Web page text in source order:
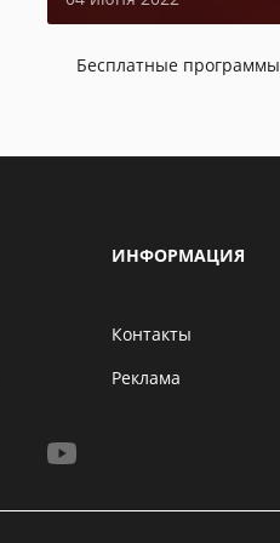
Бесплатные программы
ИНФОРМАЦИЯ
Контакты
Реклама